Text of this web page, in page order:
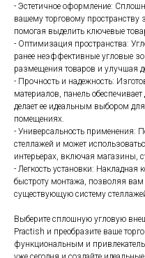
- Эстетичное оформление:
вашему торговому
помогая выделить ключевые
- Оптимизация пространства:
ранее неэффективные угловые
размещения товаров и улучшая
- Прочность и надежность:
материалов, панель
делает ее идеальным выбором
помещениях.
- Универсальность применения:
стеллажей и может
интерьерах, включая магазины,
- Легкость установки: Накладная
быстроту монтажа, позволяя вам
существующую систему
Выберите сплошную угловую
Practish и преобразите ваше
функциональным и